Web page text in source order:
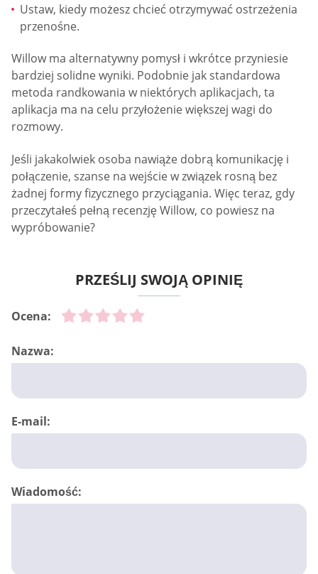
Ustaw, kiedy możesz chcieć otrzymywać ostrzeżenia
przenośne.
Willow ma alternatywny pomysł i wkrótce przyniesie
bardziej solidne wyniki. Podobnie jak standardowa
metoda randkowania w niektórych aplikacjach, ta
aplikacja ma na celu przyłożenie większej wagi do
rozmowy.
Jeśli jakakolwiek osoba nawiąże dobrą komunikację i
połączenie, szanse na wejście w związek rosną bez
żadnej formy fizycznego przyciągania. Więc teraz, gdy
przeczytałeś pełną recenzję Willow, co powiesz na
wypróbowanie?
PRZEŚLIJ SWOJĄ OPINIĘ
Ocena:
Nazwa:
E-mail:
Wiadomość: